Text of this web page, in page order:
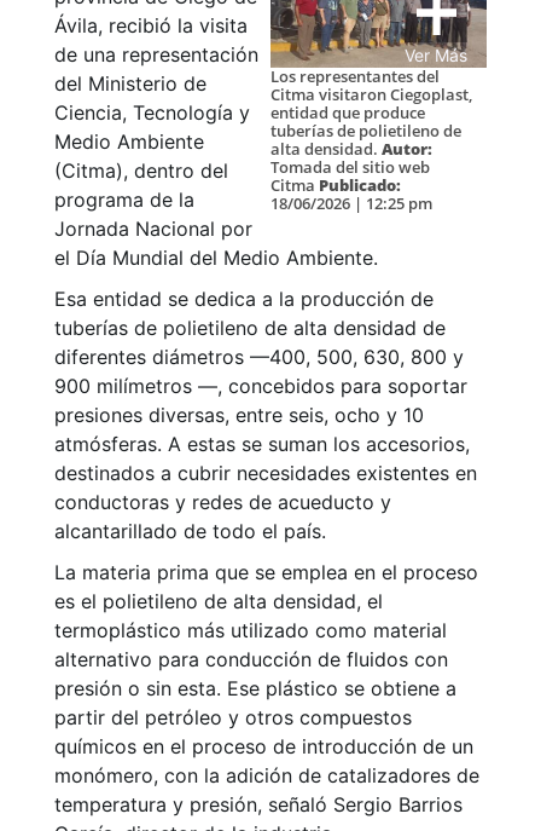
Ver Más
Los representantes del
Citma visitaron Ciegoplast,
entidad que produce
tuberías de polietileno de
alta densidad. Autor:
Tomada del sitio web
Citma Publicado:
18/06/2026 | 12:25 pm
Ávila, recibió la visita
de una representación
del Ministerio de
Ciencia, Tecnología y
Medio Ambiente
(Citma), dentro del
programa de la
Jornada Nacional por
el Día Mundial del Medio Ambiente.
Esa entidad se dedica a la producción de
tuberías de polietileno de alta densidad de
diferentes diámetros —400, 500, 630, 800 y
900 milímetros —, concebidos para soportar
presiones diversas, entre seis, ocho y 10
atmósferas. A estas se suman los accesorios,
destinados a cubrir necesidades existentes en
conductoras y redes de acueducto y
alcantarillado de todo el país.
La materia prima que se emplea en el proceso
es el polietileno de alta densidad, el
termoplástico más utilizado como material
alternativo para conducción de fluidos con
presión o sin esta. Ese plástico se obtiene a
partir del petróleo y otros compuestos
químicos en el proceso de introducción de un
monómero, con la adición de catalizadores de
temperatura y presión, señaló Sergio Barrios